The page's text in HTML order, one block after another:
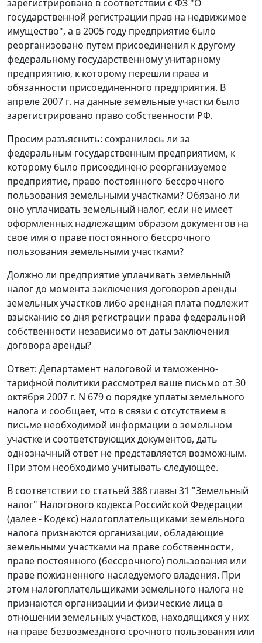
зарегистрировано в соответствии с ФЗ "О
государственной регистрации прав на недвижимое
имущество", а в 2005 году предприятие было
реорганизовано путем присоединения к другому
федеральному государственному унитарному
предприятию, к которому перешли права и
обязанности присоединенного предприятия. В
апреле 2007 г. на данные земельные участки было
зарегистрировано право собственности РФ.
Просим разъяснить: сохранилось ли за
федеральным государственным предприятием, к
которому было присоединено реорганизуемое
предприятие, право постоянного бессрочного
пользования земельными участками? Обязано ли
оно уплачивать земельный налог, если не имеет
оформленных надлежащим образом документов на
свое имя о праве постоянного бессрочного
пользования земельными участками?
Должно ли предприятие уплачивать земельный
налог до момента заключения договоров аренды
земельных участков либо арендная плата подлежит
взысканию со дня регистрации права федеральной
собственности независимо от даты заключения
договора аренды?
Ответ: Департамент налоговой и таможенно-
тарифной политики рассмотрел ваше письмо от 30
октября 2007 г. N 679 о порядке уплаты земельного
налога и сообщает, что в связи с отсутствием в
письме необходимой информации о земельном
участке и соответствующих документов, дать
однозначный ответ не представляется возможным.
При этом необходимо учитывать следующее.
В соответствии со статьей 388 главы 31 "Земельный
налог" Налогового кодекса Российской Федерации
(далее - Кодекс) налогоплательщиками земельного
налога признаются организации, обладающие
земельными участками на праве собственности,
праве постоянного (бессрочного) пользования или
праве пожизненного наследуемого владения. При
этом налогоплательщиками земельного налога не
признаются организации и физические лица в
отношении земельных участков, находящихся у них
на праве безвозмездного срочного пользования или